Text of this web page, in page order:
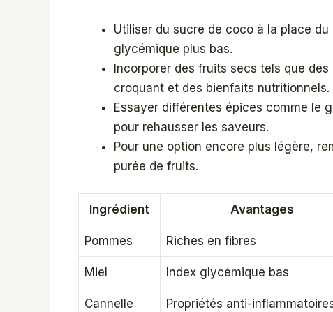
Utiliser du sucre de coco à la place
glycémique plus bas.
Incorporer des fruits secs tels que
croquant et des bienfaits nutritionnels.
Essayer différentes épices comme le
pour rehausser les saveurs.
Pour une option encore plus légère,
purée de fruits.
Ingrédient Avantages
Pommes Riches en fibres
Miel Index glycémique bas
Cannelle Propriétés anti-